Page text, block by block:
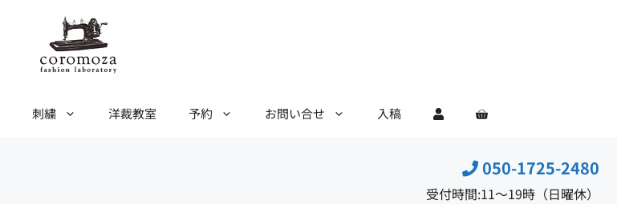
刺繍 洋裁教室 予約 お問い合せ 入稿
050-1725-2480
受付時間:11〜19時（日曜休）